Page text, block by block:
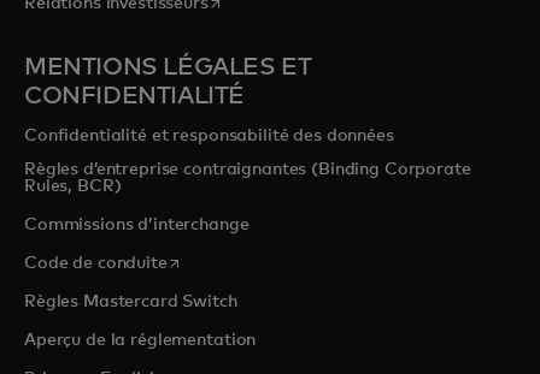
Relations investisseurs
MENTIONS LÉGALES ET
CONFIDENTIALITÉ
Confidentialité et responsabilité des données
Règles d’entreprise contraignantes (Binding Corporate
Rules, BCR)
Commissions d’interchange
Code de conduites’ouvre dans un nouvel onglet
Règles Mastercard Switch
Aperçu de la réglementation